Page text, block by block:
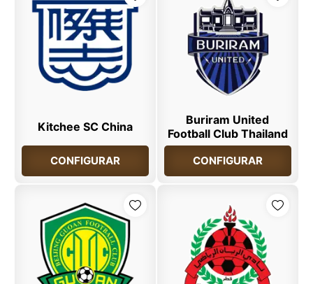
Kitchee SC China
CONFIGURAR
Buriram United
Football Club Thailand
CONFIGURAR